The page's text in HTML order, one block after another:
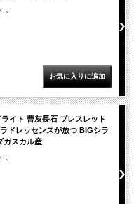
ト
イト 曹灰長石 ブレスレット
ドレッセンスが放つ BIGシラ
ガスカル産
ト